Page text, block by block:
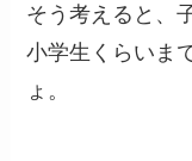
そう考えると、
小学生くらいま
ょ。